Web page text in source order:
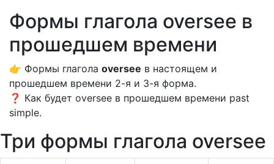
Формы глагола oversee в
прошедшем времени
👉 Формы глагола oversee в настоящем и
прошедшем времени 2-я и 3-я форма.
❓ Как будет oversee в прошедшем времени past
simple.
Три формы глагола oversee